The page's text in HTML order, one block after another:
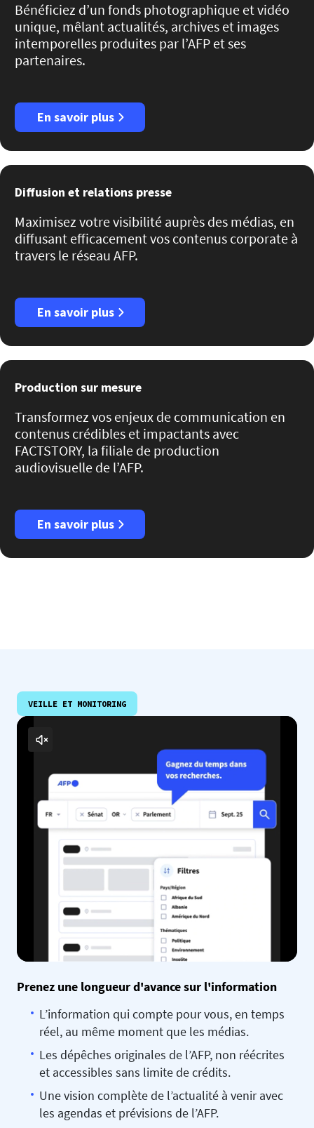
Bénéficiez d’un fonds photographique et vidéo
unique, mêlant actualités, archives et images
intemporelles produites par l’AFP et ses
partenaires.
En savoir plus
Diffusion et relations presse
Maximisez votre visibilité auprès des médias, en
diffusant efficacement vos contenus corporate à
travers le réseau AFP.
En savoir plus
Production sur mesure
Transformez vos enjeux de communication en
contenus crédibles et impactants avec
FACTSTORY, la filiale de production
audiovisuelle de l’AFP.
En savoir plus
VEILLE ET MONITORING
Prenez une longueur d'avance sur l'information
L’information qui compte pour vous, en temps
réel, au même moment que les médias.
Les dépêches originales de l’AFP, non réécrites
et accessibles sans limite de crédits.
Une vision complète de l’actualité à venir avec
les agendas et prévisions de l’AFP.